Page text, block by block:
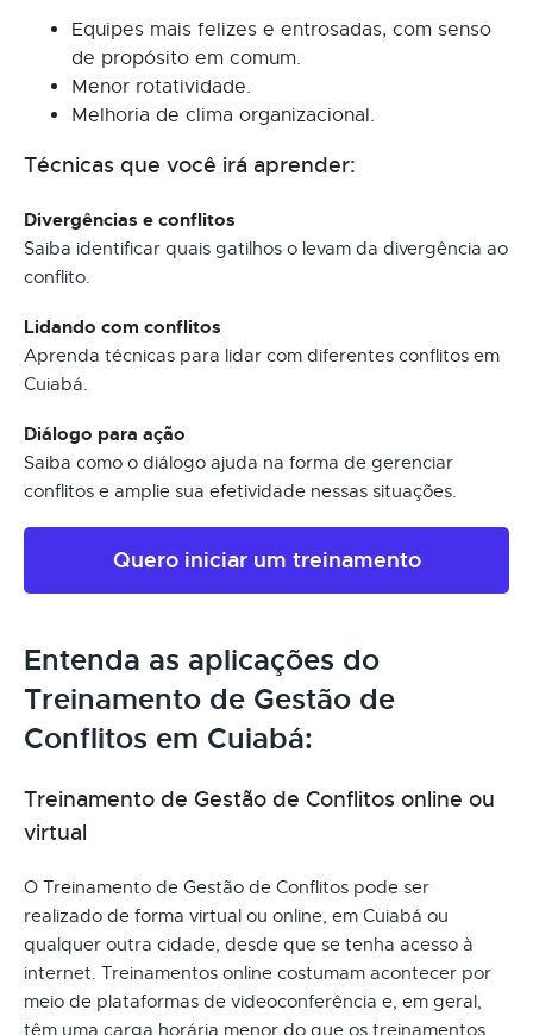
Equipes mais felizes e entrosadas, com senso
de propósito em comum.
Menor rotatividade.
Melhoria de clima organizacional.
Técnicas que você irá aprender:
Divergências e conflitos
Saiba identificar quais gatilhos o levam da divergência ao
conflito.
Lidando com conflitos
Aprenda técnicas para lidar com diferentes conflitos em
Cuiabá.
Diálogo para ação
Saiba como o diálogo ajuda na forma de gerenciar
conflitos e amplie sua efetividade nessas situações.
Quero iniciar um treinamento
Entenda as aplicações do
Treinamento de Gestão de
Conflitos em Cuiabá:
Treinamento de Gestão de Conflitos online ou
virtual
O Treinamento de Gestão de Conflitos pode ser
realizado de forma virtual ou online, em Cuiabá ou
qualquer outra cidade, desde que se tenha acesso à
internet. Treinamentos online costumam acontecer por
meio de plataformas de videoconferência e, em geral,
têm uma carga horária menor do que os treinamentos